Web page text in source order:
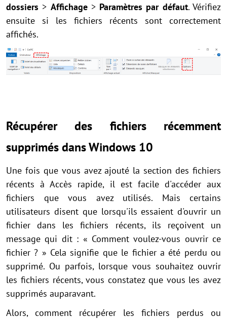
dossiers > Affichage> Paramètres par défaut. Vérifiez
ensuite si les fichiers récents sont correctement
affichés.
Récupérer des fichiers récemment
supprimés dans Windows 10
Une fois que vous avez ajouté la section des fichiers
récents à Accès rapide, il est facile d'accéder aux
fichiers que vous avez utilisés. Mais certains
utilisateurs disent que lorsqu'ils essaient d'ouvrir un
fichier dans les fichiers récents, ils reçoivent un
message qui dit : « Comment voulez-vous ouvrir ce
fichier ? » Cela signifie que le fichier a été perdu ou
supprimé. Ou parfois, lorsque vous souhaitez ouvrir
les fichiers récents, vous constatez que vous les avez
supprimés auparavant.
Alors, comment récupérer les fichiers perdus ou